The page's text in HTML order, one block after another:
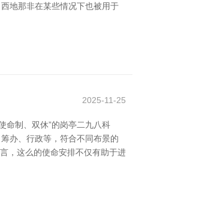
地那非在某些情况下也被用于
2025-11-25
命制、双休”的岗亭二九八科
办、行政等，符合不同布景的
，这么的使命安排不仅有助于进